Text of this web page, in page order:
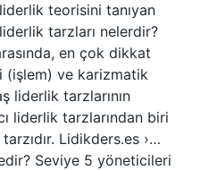
teorisini tanıyan
tarzları nelerdir?
en çok dikkat
(işlem) ve karizmatik
liderlik tarzlarının
liderlik tarzlarından biri
Lidikders.es ›…
Seviye 5 yöneticileri